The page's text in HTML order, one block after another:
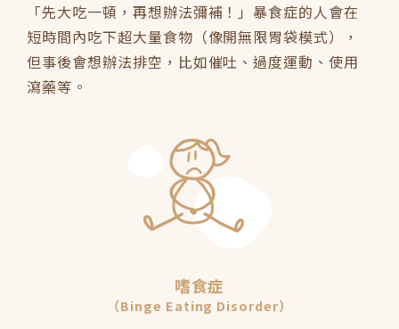
「先大吃一頓，再想辦法彌補！」暴食症的人會在
短時間內吃下超大量食物（像開無限胃袋模式），
但事後會想辦法排空，比如催吐、過度運動、使用
瀉藥等。
嗜食症
（Binge Eating Disorder）